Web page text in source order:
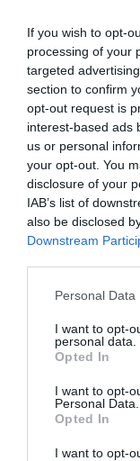
If you wish to opt-
processing of your
targeted
section to confirm
opt-out request is
interest-based ads
us or personal
your opt-out. You
disclosure of your
IAB’s list of
also be disclosed
Downstream
Please note that
not limited to your
grant or deny
use your data for
consent section.
Personal
I want to opt-
personal data.
Opted In
I want to opt-
Personal Data.
Opted In
I want to opt-
Berlino 2006,
Inghilterra-